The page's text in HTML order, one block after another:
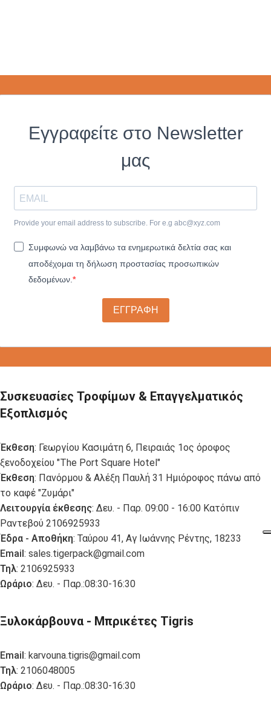
Εγγραφείτε στο Newsletter
μας
Provide your email address to subscribe. For e.g abc@xyz.com
Συμφωνώ να λαμβάνω τα ενημερωτικά δελτία σας και
αποδέχομαι τη δήλωση προστασίας προσωπικών
δεδομένων.
ΕΓΓΡΑΦΗ
Συσκευασίες Τροφίμων & Επαγγελματικός
Εξοπλισμός
Έκθεση: Γεωργίου Κασιμάτη 6, Πειραιάς 1ος όροφος
ξενοδοχείου "The Port Square Hotel"
Έκθεση: Πανόρμου & Αλέξη Παυλή 31 Ημιόροφος πάνω από
το καφέ "Ζυμάρι"
Λειτουργία έκθεσης: Δευ. - Παρ. 09:00 - 16:00 Κατόπιν
Ραντεβού 2106925933
Έδρα - Αποθήκη: Ταύρου 41, Αγ Ιωάννης Ρέντης, 18233
Email: sales.tigerpack@gmail.com
Τηλ: 2106925933
Ωράριο: Δευ. - Παρ.:08:30-16:30
Ξυλοκάρβουνα - Μπρικέτες Tigris
Email: karvouna.tigris@gmail.com
Τηλ: 2106048005
Ωράριο: Δευ. - Παρ.:08:30-16:30